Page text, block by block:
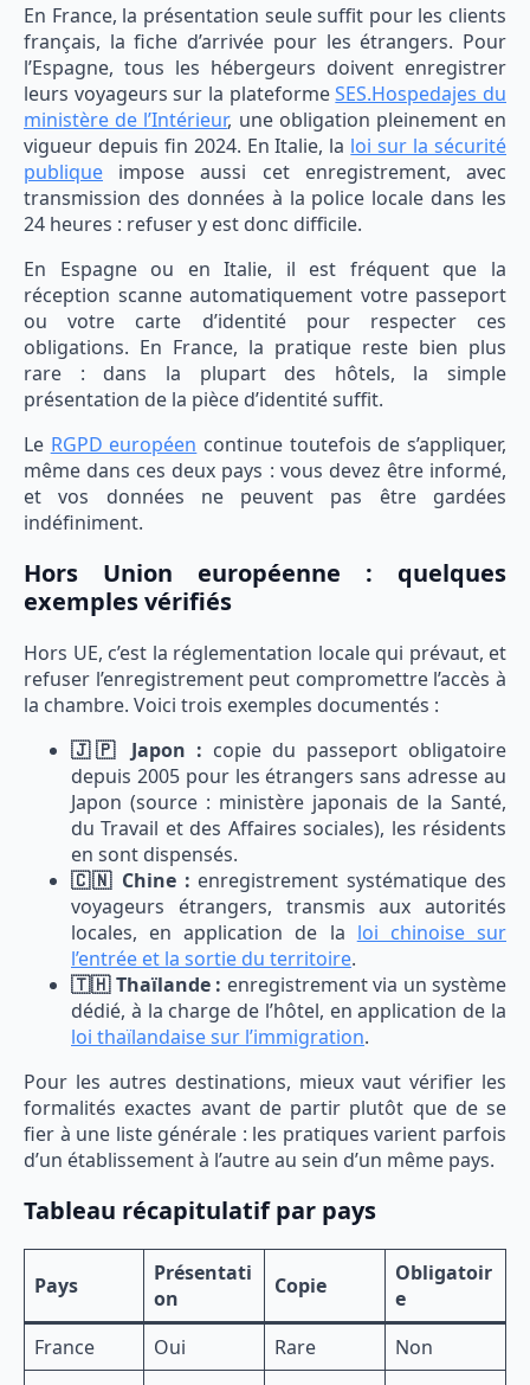
En France, la présentation seule suffit pour les clients
français, la fiche d’arrivée pour les étrangers. Pour
l’Espagne, tous les hébergeurs doivent enregistrer
leurs voyageurs sur la plateformeSES.Hospedajes du
ministère de l’Intérieur, une obligation pleinement en
vigueur depuis fin 2024. En Italie, la loi sur la sécurité
publique impose aussi cet enregistrement, avec
transmission des données à la police locale dans les
24 heures : refuser y est donc difficile.
En Espagne ou en Italie, il est fréquent que la
réception scanne automatiquement votre passeport
ou votre carte d’identité pour respecter ces
obligations. En France, la pratique reste bien plus
rare : dans la plupart des hôtels, la simple
présentation de la pièce d’identité suffit.
Le RGPD européen continue toutefois de s’appliquer,
même dans ces deux pays : vous devez être informé,
et vos données ne peuvent pas être gardées
indéfiniment.
Hors Union européenne : quelques
exemples vérifiés
Hors UE, c’est la réglementation locale qui prévaut, et
refuser l’enregistrement peut compromettre l’accès à
la chambre. Voici trois exemples documentés :
🇯🇵 Japon : copie du passeport obligatoire
depuis 2005 pour les étrangers sans adresse au
Japon (source : ministère japonais de la Santé,
du Travail et des Affaires sociales), les résidents
en sont dispensés.
🇨🇳 Chine : enregistrement systématique des
voyageurs étrangers, transmis aux autorités
locales, en application de la loi chinoise sur
l’entrée et la sortie du territoire.
🇹🇭 Thaïlande : enregistrement via un système
dédié, à la charge de l’hôtel, en application de la
loi thaïlandaise sur l’immigration.
Pour les autres destinations, mieux vaut vérifier les
formalités exactes avant de partir plutôt que de se
fier à une liste générale : les pratiques varient parfois
d’un établissement à l’autre au sein d’un même pays.
Tableau récapitulatif par pays
Pays
Présentati
on
Copie
Obligatoir
e
France
Oui Rare
Non